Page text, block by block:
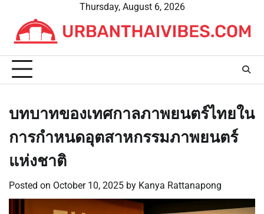
content
Thursday, August 6, 2026
บทบาทของเทศกาลภาพยนตร์ไทยใน
การกำหนดอุตสาหกรรมภาพยนตร์
แห่งชาติ
Posted on October 10, 2025 by Kanya Rattanapong